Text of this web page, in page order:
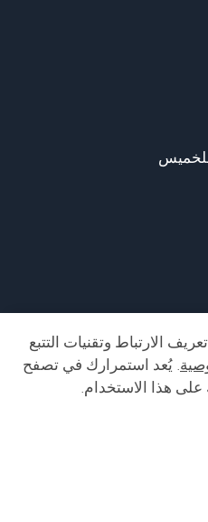
الارتباط وتقنيات التتبع
. يُعد استمرارك في تصفح
هذا الاستخدام.